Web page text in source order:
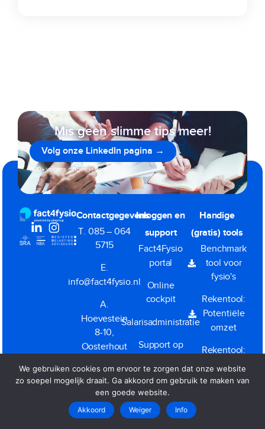
Mis geen slimme tips meer!
Volg onze LinkedIn pagina →
800+ volgers gingen je voor
Contactgegevens
T. 085 – 064
5715
E.
info@fact4fysio.nl
A.
Hoevestein
8-10,
Oosterhout
KvK.
57498695
Inloggen en
support
Fact4Fysio
portal
Online
cockpit
Salarisadministratie
Support op
(TeamViewer)
Handige
(gratis) tools
Benchmark
tool voor
fysio's
Rekentool:
Potentiële
omzet
Rekentool:
BV Ja of
Nee
Dienstverleningsvoorwaarden | Privacy|
Klacht melden
We gebruiken cookies om ervoor te zorgen dat onze website
zo soepel mogelijk draait. Ga akkoord om gebruik te maken van
een goede website.
Akkoord Weiger Info